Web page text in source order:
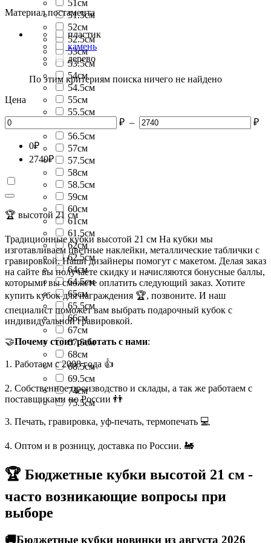
51см
51.5см
52см
52.5см
53см
53.5см
54см
54.5см
55см
55.5см
56.5см
57см
57.5см
58см
58.5см
59см
60см
61см
61.5см
62см
62.5см
64см
64.5см
65см
65.5см
66см
67см
67.5см
68см
68.5см
69.5см
74см
75.5см
Материал постамента
пластик
камень
дерево
По этим критериям поиска ничего не найдено
Цена
₽ – ₽
0₽
2740₽
🏆 высотой 21 см
Традиционные кубки высотой 21 см На кубки мы
изготавливаем цветные наклейки, металлические таблички с
гравировкой. Наши дизайнеры помогут с макетом. Делая заказ
на сайте вы получаете скидку и начисляются бонусные баллы,
которыми вы сможете оплатить следующий заказ. Хотите
купить кубок для награждения 🏆, позвоните. И наш
специалист поможет вам выбрать подарочный кубок с
индивидуальной гравировкой.
🤝Почему стоит работать с нами:
1. Работаем с 2008 года 👍
2. Собственное производство и склады, а так же работаем с
поставщиками по России 👬
3. Печать, гравировка, уф-печать, термопечать 💻
4. Оптом и в розницу, доставка по России. 🚂
🏆 Бюджетные кубки высотой 21 см -
часто возникающие вопросы при
выборе
🚚Бюджетные кубки новинки из августа 2026